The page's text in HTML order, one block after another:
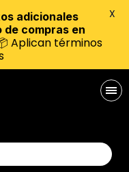
adicionales
compras en
Aplican términos
X